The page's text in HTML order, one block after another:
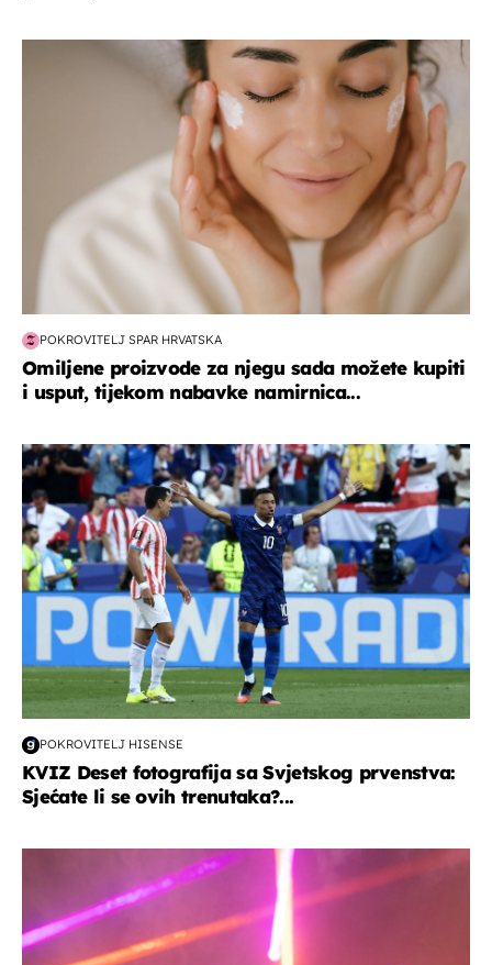
moda & ljepota
POKROVITELJ SPAR HRVATSKA
Omiljene proizvode za njegu sada možete kupiti
i usput, tijekom nabavke namirnica...
svjetsko prvenstvo 2026
POKROVITELJ HISENSE
KVIZ Deset fotografija sa Svjetskog prvenstva:
Sjećate li se ovih trenutaka?...